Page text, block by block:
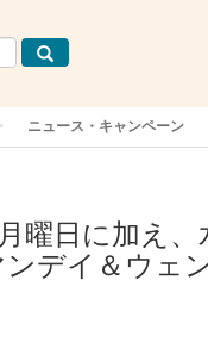
ニュース・キャンペーン
曜日に加え
ンデイ＆ウェ